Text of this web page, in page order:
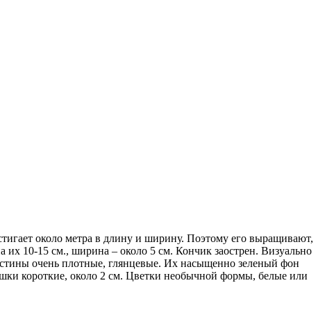
около метра в длину и ширину. Поэтому его выращивают,
их 10-15 см., ширина – около 5 см. Кончик заострен. Визуально
очень плотные, глянцевые. Их насыщенно зеленый фон
короткие, около 2 см. Цветки необычной формы, белые или